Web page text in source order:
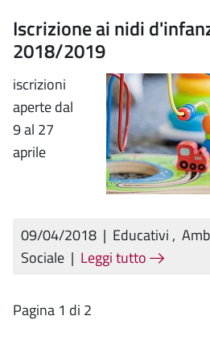
Iscrizione ai nidi
2018/2019
iscrizioni
aperte dal
9 al 27
aprile
09/04/2018 | Educativi ,
Sociale | Leggi tutto
Pagina 1 di 2